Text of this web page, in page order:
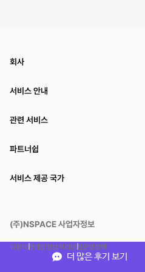
더 많은 후기 보기
회사
서비스 안내
관련 서비스
파트너쉽
서비스 제공 국가
(주)NSPACE 사업자정보
이용약관개인정보처리방침운영정책
스페이스클라우드는 통신판매중개자이며 통신판